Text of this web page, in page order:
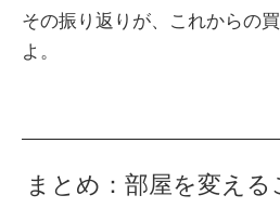
その振り返りが、これからの
よ。
まとめ：部屋を変え